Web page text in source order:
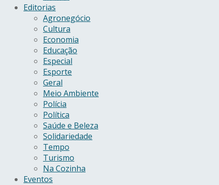
Editorias
Agronegócio
Cultura
Economia
Educação
Especial
Esporte
Geral
Meio Ambiente
Polícia
Política
Saúde e Beleza
Solidariedade
Tempo
Turismo
Na Cozinha
Eventos